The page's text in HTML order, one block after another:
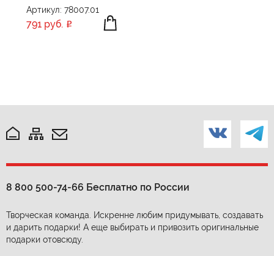
Артикул: 78007.01
791 руб.
8 800 500-74-66 Бесплатно по России
Творческая команда. Искренне любим придумывать, создавать
и дарить подарки! А еще выбирать и привозить оригинальные
подарки отовсюду.